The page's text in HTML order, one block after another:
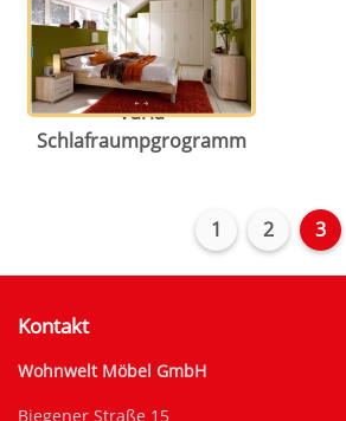
Varia
Schlafraumpgrogramm
1 2 3
Kontakt
Wohnwelt Möbel GmbH
Biegener Straße 15